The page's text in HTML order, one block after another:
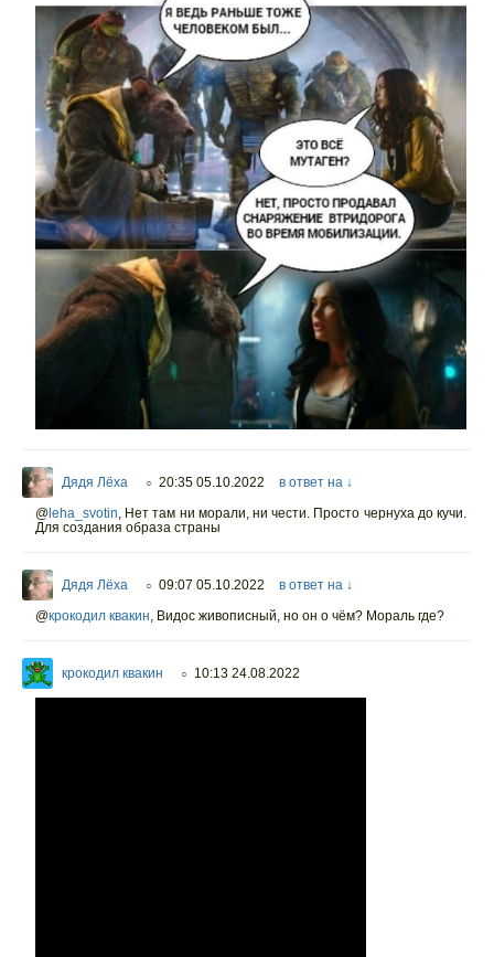
Дядя Лёха ○ 20:35 05.10.2022
в ответ на ↓
@ leha_svotin, Нет там ни морали, ни чести. Просто чернуха до кучи.
Для создания образа страны
Дядя Лёха ○ 09:07 05.10.2022
в ответ на ↓
@крокодил квакин, Видос живописный, но он о чём? Мораль где?
крокодил квакин ○ 10:13 24.08.2022